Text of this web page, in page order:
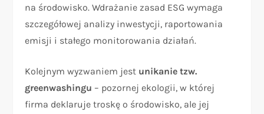
na środowisko. Wdrażanie zasad ESG wymaga
szczegółowej analizy inwestycji, raportowania
emisji i stałego monitorowania działań.
Kolejnym wyzwaniem jest unikanie tzw.
greenwashingu – pozornej ekologii, w której
firma deklaruje troskę o środowisko, ale jej